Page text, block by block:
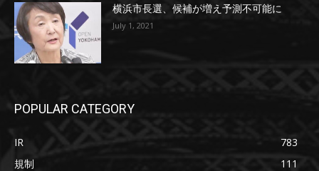
横浜市長選、候補が増え予測不可能に
July 1, 2021
POPULAR CATEGORY
IR
783
規制
111